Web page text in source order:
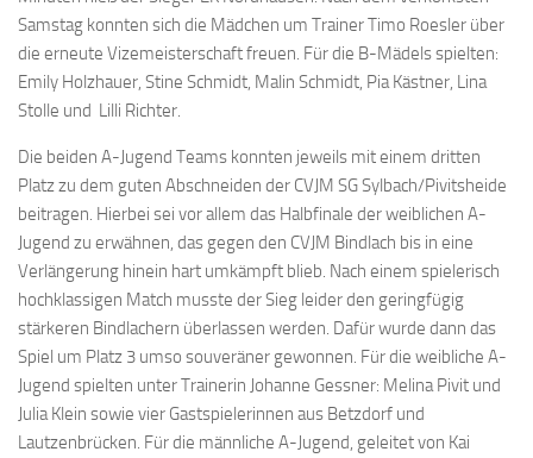
Samstag konnten sich die Mädchen um Trainer Timo Roesler über
die erneute Vizemeisterschaft freuen. Für die B-Mädels spielten:
Emily Holzhauer, Stine Schmidt, Malin Schmidt, Pia Kästner, Lina
Stolle und Lilli Richter.
Die beiden A-Jugend Teams konnten jeweils mit einem dritten
Platz zu dem guten Abschneiden der CVJM SG Sylbach/Pivitsheide
beitragen. Hierbei sei vor allem das Halbfinale der weiblichen A-
Jugend zu erwähnen, das gegen den CVJM Bindlach bis in eine
Verlängerung hinein hart umkämpft blieb. Nach einem spielerisch
hochklassigen Match musste der Sieg leider den geringfügig
stärkeren Bindlachern überlassen werden. Dafür wurde dann das
Spiel um Platz 3 umso souveräner gewonnen. Für die weibliche A-
Jugend spielten unter Trainerin Johanne Gessner: Melina Pivit und
Julia Klein sowie vier Gastspielerinnen aus Betzdorf und
Lautzenbrücken. Für die männliche A-Jugend, geleitet von Kai